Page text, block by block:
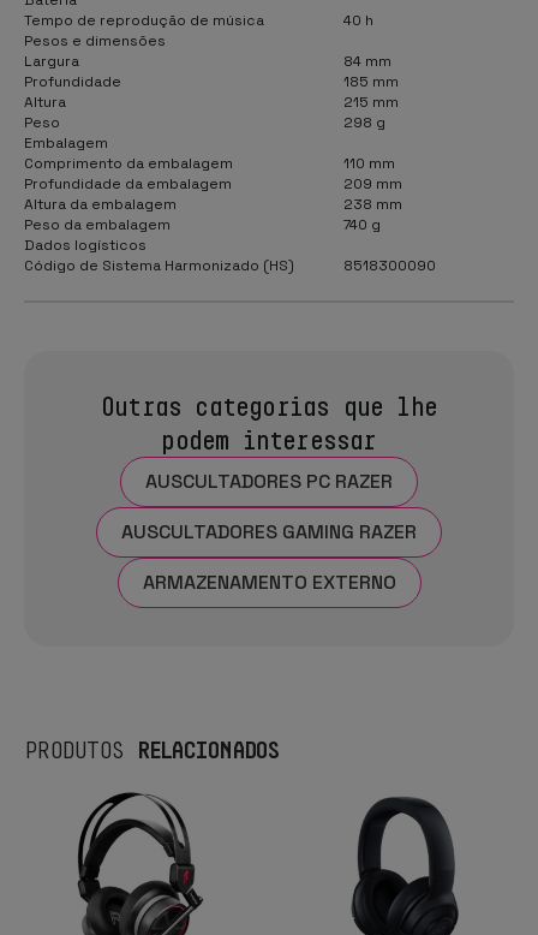
Tempo de reprodução de música
40 h
Pesos e dimensões
Largura
84 mm
Profundidade
185 mm
Altura
215 mm
Peso
298 g
Embalagem
Comprimento da embalagem
110 mm
Profundidade da embalagem
209 mm
Altura da embalagem
238 mm
Peso da embalagem
740 g
Dados logísticos
Código de Sistema Harmonizado (HS)
8518300090
Outras categorias que lhe
podem interessar
AUSCULTADORES PC RAZER
AUSCULTADORES GAMING RAZER
ARMAZENAMENTO EXTERNO
PRODUTOS RELACIONADOS